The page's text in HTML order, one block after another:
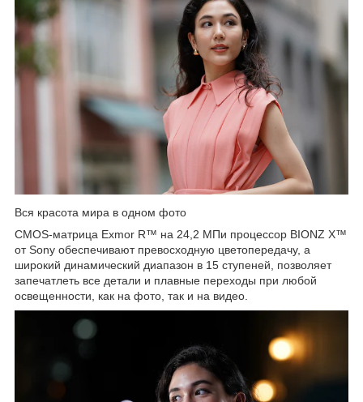
Вся красота мира в одном фото
CMOS-матрица Exmor R™ на 24,2 МПи процессор BIONZ X™
от Sony обеспечивают превосходную цветопередачу, а
широкий динамический диапазон в 15 ступеней, позволяет
запечатлеть все детали и плавные переходы при любой
освещенности, как на фото, так и на видео.